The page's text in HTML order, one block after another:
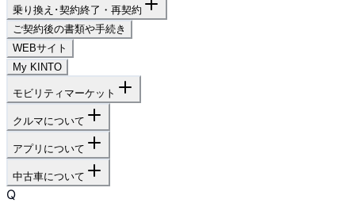
乗り換え･契約終了・再契約
ご契約後の書類や手続き
WEBサイト
My KINTO
モビリティマーケット
クルマについて
アプリについて
中古車について
Q